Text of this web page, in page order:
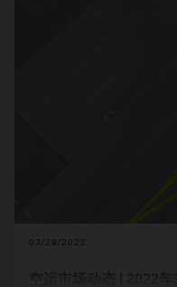
03/29/2022